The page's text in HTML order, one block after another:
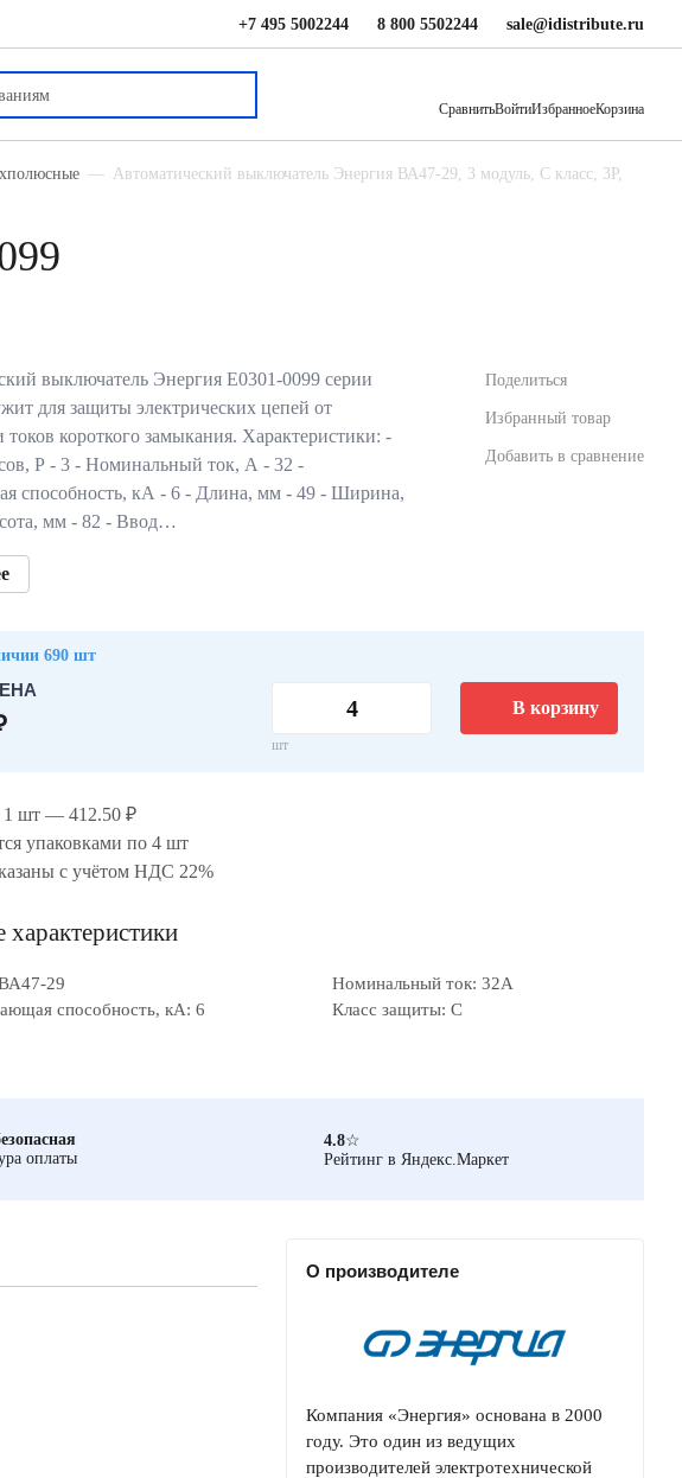
+7 495 5002244 8 800 5502244 sale@idistribute.ru
СравнитьВойтиИзбранноеКорзина
Автоматический выключатель Энергия ВА47-29, 3 модуль, C класс, 3P,
выключатель Энергия Е0301-0099 серии
для защиты электрических цепей от
токов короткого замыкания. Характеристики: -
Р - 3 - Номинальный ток, А - 32 -
способность, кА - 6 - Длина, мм - 49 - Ширина,
мм - 82 - Ввод…
Поделиться
Избранный товар
Добавить в сравнение
690 шт
шт
В корзину
1 шт — 412.50 ₽
упаковками по 4 шт
с учётом НДС 22%
29
Номинальный ток: 32А
способность, кА: 6
Класс защиты: C
оплаты
4.8☆
Рейтинг в Яндекс.Маркет
О производителе
Компания «Энергия» основана в 2000
году. Это один из ведущих
производителей электротехнической